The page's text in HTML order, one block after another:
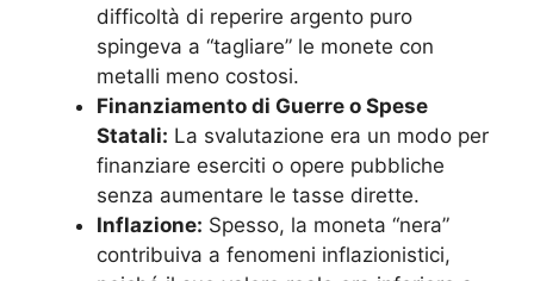
difficoltà di reperire argento puro
spingeva a “tagliare” le monete con
metalli meno costosi.
Finanziamento di Guerre o Spese
Statali: La svalutazione era un modo per
finanziare eserciti o opere pubbliche
senza aumentare le tasse dirette.
Inflazione: Spesso, la moneta “nera”
contribuiva a fenomeni inflazionistici,